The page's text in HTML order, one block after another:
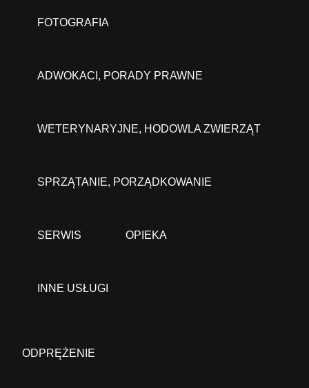
FOTOGRAFIA
ADWOKACI, PORADY PRAWNE
WETERYNARYJNE, HODOWLA ZWIERZĄT
SPRZĄTANIE, PORZĄDKOWANIE
SERWIS OPIEKA
INNE USŁUGI
ODPRĘŻENIE